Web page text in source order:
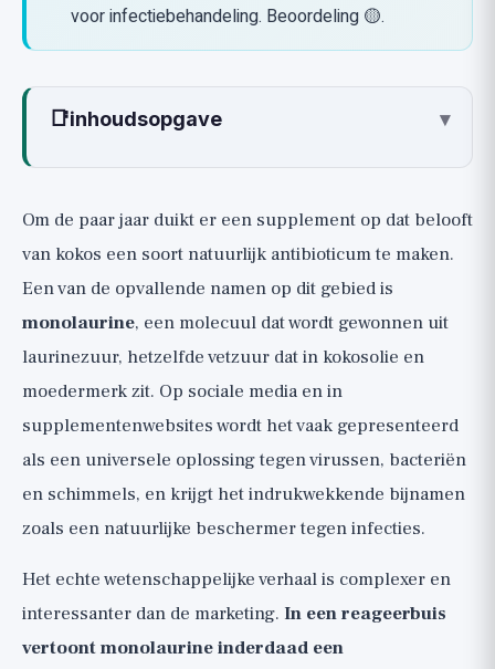
voor infectiebehandeling. Beoordeling 🟡.
📑inhoudsopgave ▾
echt mechanisme in de reageerbuis
Onderzoek 1: Antibacteriële activiteit uit 2012
laurinezuur uit 2006 (Lieberman)
Onderzoek 3: De kritische review uit 2019 (Het
klinische gebruik van monolaurine)
Wat zijn andere toepassingen?
Moet u beginnen met het innemen van
monolaurine?
Wat kunt u wel meenemen uit het
onderzoek?
Om de paar jaar duikt er een supplement op dat belooft
van kokos een soort natuurlijk antibioticum te maken.
Een van de opvallende namen op dit gebied is
monolaurine, een molecuul dat wordt gewonnen uit
laurinezuur, hetzelfde vetzuur dat in kokosolie en
moedermerk zit. Op sociale media en in
supplementenwebsites wordt het vaak gepresenteerd
als een universele oplossing tegen virussen, bacteriën
en schimmels, en krijgt het indrukwekkende bijnamen
zoals een natuurlijke beschermer tegen infecties.
Het echte wetenschappelijke verhaal is complexer en
interessanter dan de marketing. In een reageerbuis
vertoont monolaurine inderdaad een